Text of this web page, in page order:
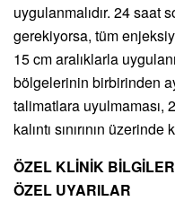
uygulanmalıdır. 24 saat
gerekiyorsa, tüm
15 cm aralıklarla
bölgelerinin birbirinden
talimatlara uyulmaması,
kalıntı sınırının
ÖZEL KLİNİK
ÖZEL UYARILAR